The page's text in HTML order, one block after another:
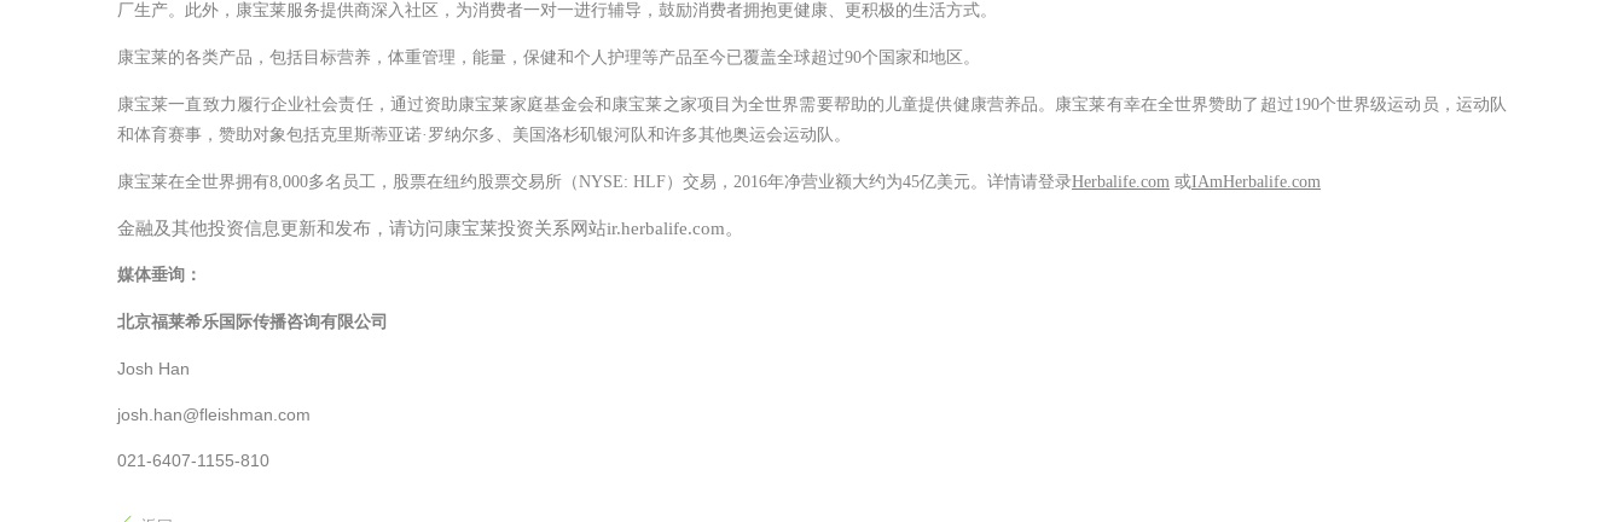
厂生产。此外，康宝莱服务提供商深入社区，为消费者一对一进行辅导，鼓励消费者拥抱更健康、更积极的生活方式。
康宝莱的各类产品，包括目标营养，体重管理，能量，保健和个人护理等产品至今已覆盖全球超过90个国家和地区。
康宝莱一直致力履行企业社会责任，通过资助康宝莱家庭基金会和康宝莱之家项目为全世界需要帮助的儿童提供健康营养品。康宝莱有幸在全世界赞助了超过190个世界级运动员，运动队
和体育赛事，赞助对象包括克里斯蒂亚诺· 罗纳尔多、美国洛杉矶银河队和许多其他奥运会运动队。
康宝莱在全世界拥有8,000多名员工，股票在纽约股票交易所（NYSE: HLF）交易， 2016年净营业额大约为45亿美元。详情请登录Herbalife.com 或IAmHerbalife.com
金融及其他投资信息更新和发布，请访问康宝莱投资关系网站ir.herbalife.com。
媒体垂询：
北京福莱希乐国际传播咨询有限公司
Josh Han
josh.han@fleishman.com
021-6407-1155-810